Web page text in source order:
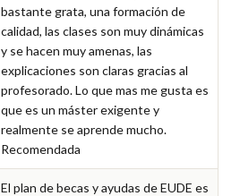
bastante grata, una formación de
calidad, las clases son muy dinámicas
y se hacen muy amenas, las
explicaciones son claras gracias al
profesorado. Lo que mas me gusta es
que es un máster exigente y
realmente se aprende mucho.
Recomendada
El plan de becas y ayudas de EUDE es